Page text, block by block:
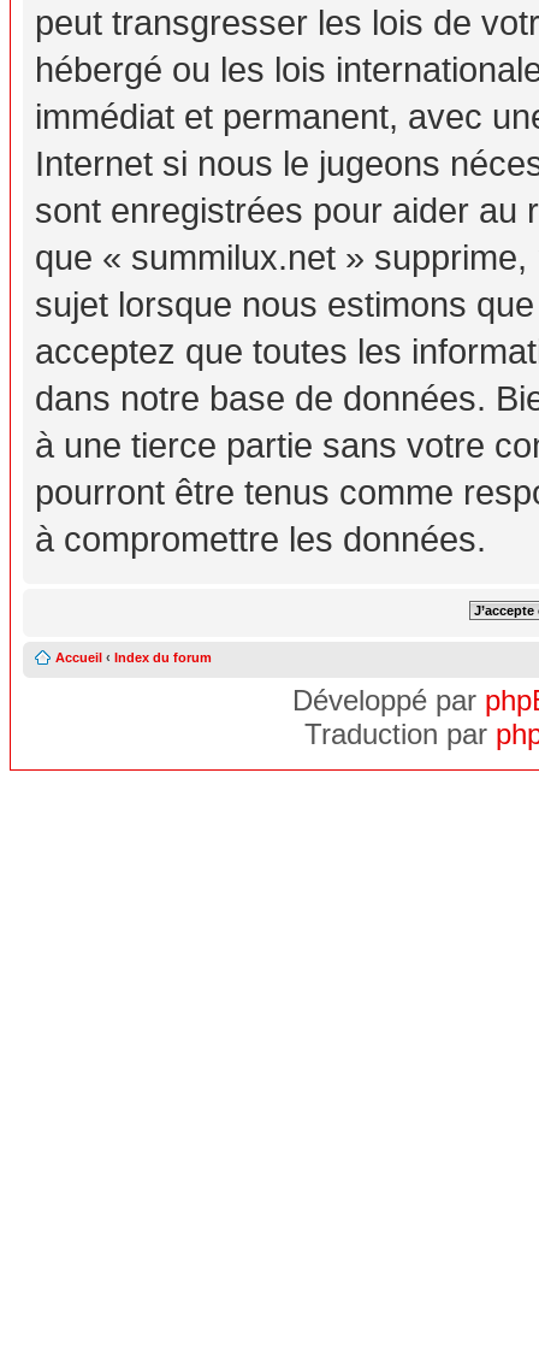
peut transgresser les lois de
hébergé ou les lois
immédiat et permanent, avec
Internet si nous le jugeons
sont enregistrées pour aider au
que « summilux.net »
sujet lorsque nous estimons
acceptez que toutes les
dans notre base de données.
à une tierce partie sans votre
pourront être tenus comme
à compromettre les données.
Accueil ‹ Index du forum
Développé par
Traduction par